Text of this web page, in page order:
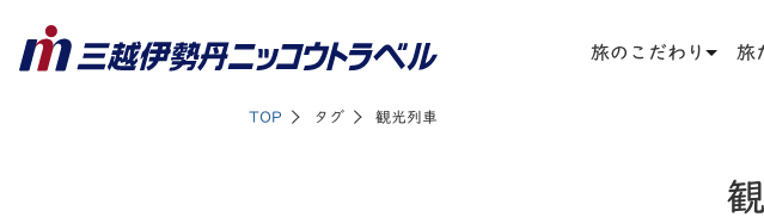
旅のこだわり 旅
TOP タグ 観光列車